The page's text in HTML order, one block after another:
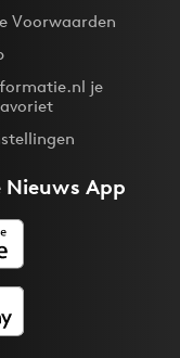
Voorwaarden
je
App